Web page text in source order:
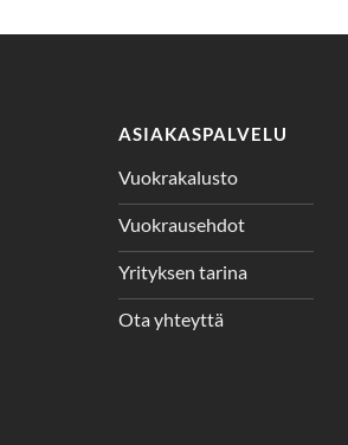
ASIAKASPALVELU
Vuokrakalusto
Vuokrausehdot
Yrityksen tarina
Ota yhteyttä